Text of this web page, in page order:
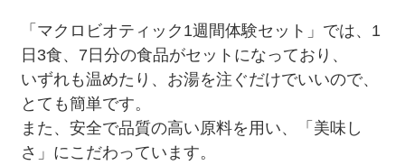
「マクロビオティック1週間体験セット」では、1
日3食、7日分の食品がセットになっており、
いずれも温めたり、お湯を注ぐだけでいいので、
とても簡単です。
また、安全で品質の高い原料を用い、「美味し
さ」にこだわっています。